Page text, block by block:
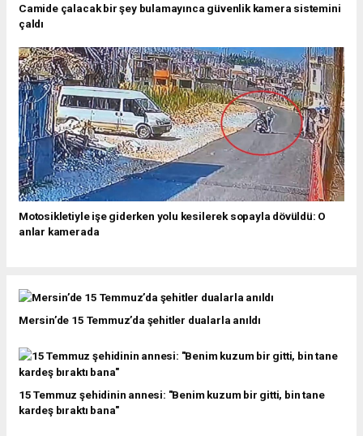
Camide çalacak bir şey bulamayınca güvenlik kamera sistemini
çaldı
Motosikletiyle işe giderken yolu kesilerek sopayla dövüldü: O
anlar kamerada
Mersin’de 15 Temmuz’da şehitler dualarla anıldı
15 Temmuz şehidinin annesi: "Benim kuzum bir gitti, bin tane
kardeş bıraktı bana"